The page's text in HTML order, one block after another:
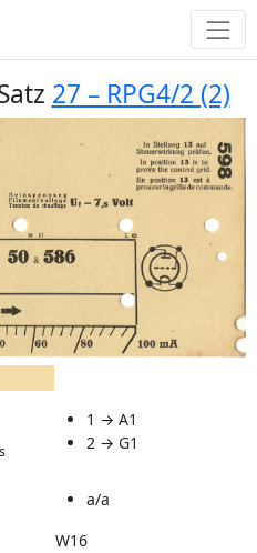
27 – RPG4/2 (2)
1 → A1
2 → G1
a/a
W16